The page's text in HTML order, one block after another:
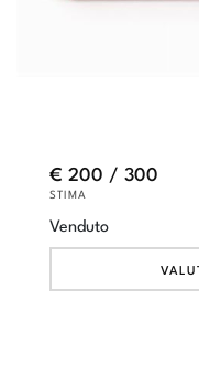
€ 200 / 300
STIMA
Venduto